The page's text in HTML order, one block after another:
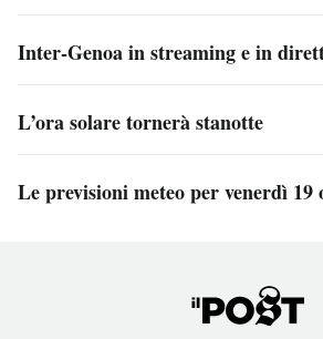
Inter-Genoa in streaming e in
L’ora solare tornerà stanotte
Le previsioni meteo per venerdì 19